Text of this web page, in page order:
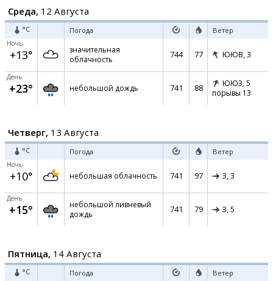
Среда, 12 Августа
°C Погода Ветер
Ночь
+13°
значительная
облачность
744 77 ЮЮВ, 3
День
+23° небольшой дождь 741 88 ЮЮЗ, 5
порывы 13
Четверг, 13 Августа
°C Погода Ветер
Ночь
+10° небольшая облачность 741 97 З, 3
День
+15°
небольшой ливневый
дождь
741 79 З, 5
Пятница, 14 Августа
°C Погода Ветер